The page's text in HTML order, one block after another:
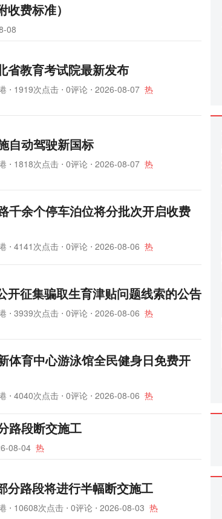
费标准）
08
省教育考试院最新发布
⋅ 1919次点击 ⋅ 0评论 ⋅ 2026-08-07 热
自动驾驶新国标
⋅ 1818次点击 ⋅ 0评论 ⋅ 2026-08-07 热
千余个停车泊位将分批次开启收费
⋅ 4141次点击 ⋅ 0评论 ⋅ 2026-08-06 热
开征集骗取生育津贴问题线索的公告
⋅ 3939次点击 ⋅ 0评论 ⋅ 2026-08-06 热
体育中心游泳馆全民健身日免费开
⋅ 4040次点击 ⋅ 0评论 ⋅ 2026-08-06 热
路段断交施工
08-04 热
分路段将进行半幅断交施工
⋅ 10608次点击 ⋅ 0评论 ⋅ 2026-08-03 热